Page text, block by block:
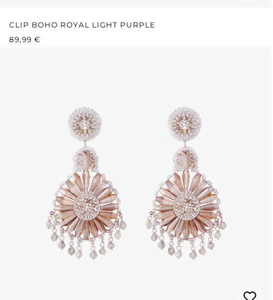
CLIP BOHO ROYAL LIGHT PURPLE
REGULÄRER PREIS:
89,99 €